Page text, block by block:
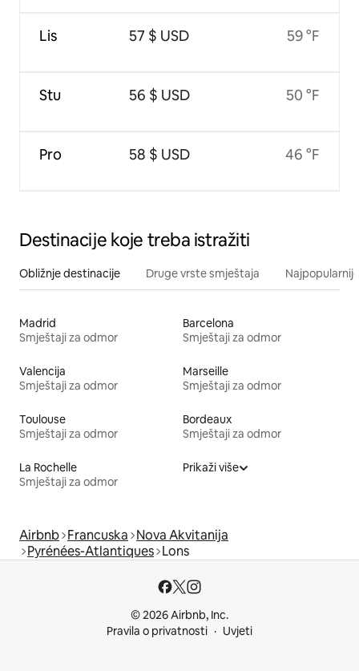
Lis
Stu
Pro
57 $ USD
56 $ USD
58 $ USD
59 °F
50 °F
46 °F
Destinacije koje treba istražiti
Obližnje destinacije Druge vrste smještaja
Madrid
Smještaji za odmor
Barcelona
Smještaji za odmor
Valencija
Smještaji za odmor
Marseille
Smještaji za odmor
Toulouse
Smještaji za odmor
Bordeaux
Smještaji za odmor
La Rochelle
Smještaji za odmor
Prikaži više
Airbnb Francuska Nova Akvitanija
Pyrénées-Atlantiques Lons
© 2026 Airbnb, Inc.
Pravila o privatnosti
Uvjeti